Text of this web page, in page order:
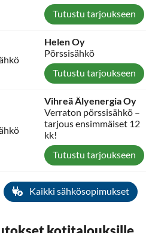
Tutustu tarjoukseen
Helen Oy
Pörssisähkö
Tutustu tarjoukseen
Vihreä Älyenergia Oy
Verraton pörssisähkö –
tarjous ensimmäiset 12
kk!
Tutustu tarjoukseen
Kaikki sähkösopimukset